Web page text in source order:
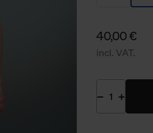
40,00 €
incl. VAT.